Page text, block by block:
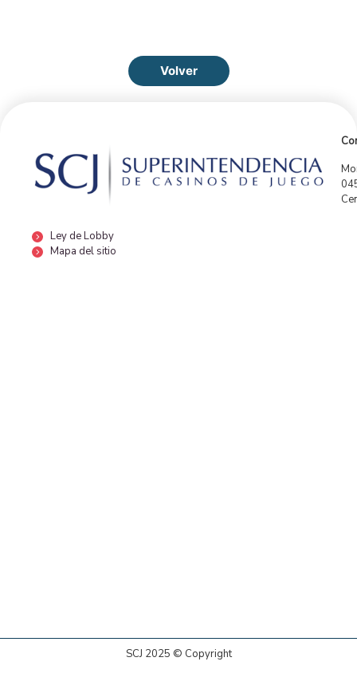
Volver
Ley de Lobby
Mapa del sitio
SCJ 2025 © Copyright